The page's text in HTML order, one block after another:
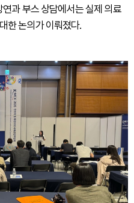
과 부스 상담에서는 실제 의료
한 논의가 이뤄졌다.